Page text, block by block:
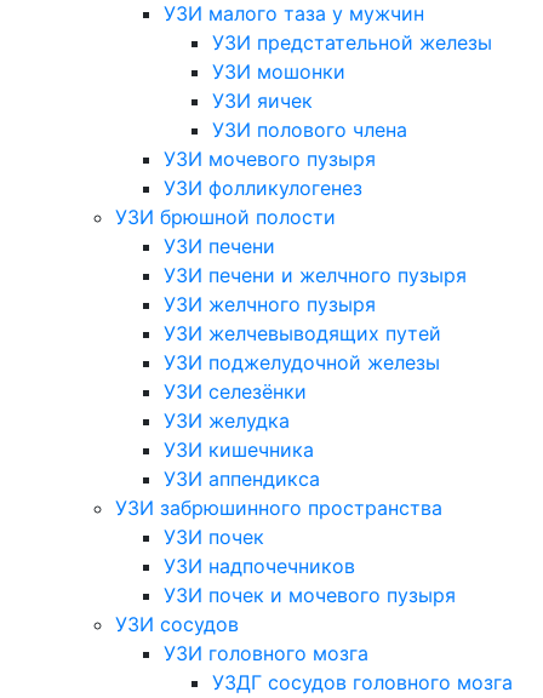
УЗИ малого таза у мужчин
УЗИ предстательной железы
УЗИ мошонки
УЗИ яичек
УЗИ полового члена
УЗИ мочевого пузыря
УЗИ фолликулогенез
УЗИ брюшной полости
УЗИ печени
УЗИ печени и желчного пузыря
УЗИ желчного пузыря
УЗИ желчевыводящих путей
УЗИ поджелудочной железы
УЗИ селезёнки
УЗИ желудка
УЗИ кишечника
УЗИ аппендикса
УЗИ забрюшинного пространства
УЗИ почек
УЗИ надпочечников
УЗИ почек и мочевого пузыря
УЗИ сосудов
УЗИ головного мозга
УЗДГ сосудов головного мозга